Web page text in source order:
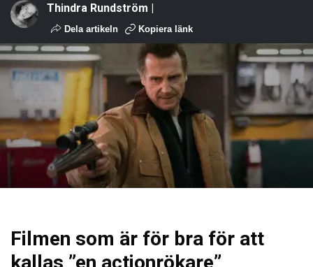
Thindra Rundström |
Dela artikeln Kopiera länk
Filmen som är för bra för att